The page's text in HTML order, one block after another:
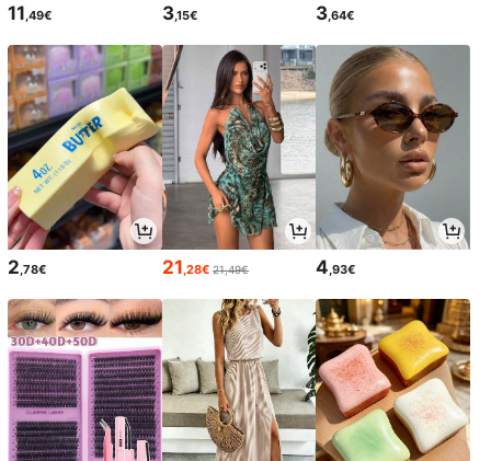
11,49€ 3,15€ 3,64€
2,78€ 21,28€ 21,49€ 4,93€